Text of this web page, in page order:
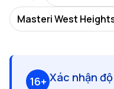
Masteri West
16+ Xác nhận